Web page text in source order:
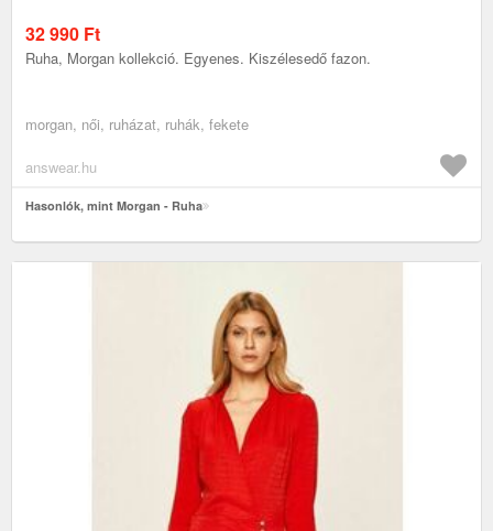
32 990 Ft
Ruha, Morgan kollekció. Egyenes. Kiszélesedő fazon.
morgan, női, ruházat, ruhák, fekete
answear.hu
Hasonlók, mint Morgan - Ruha